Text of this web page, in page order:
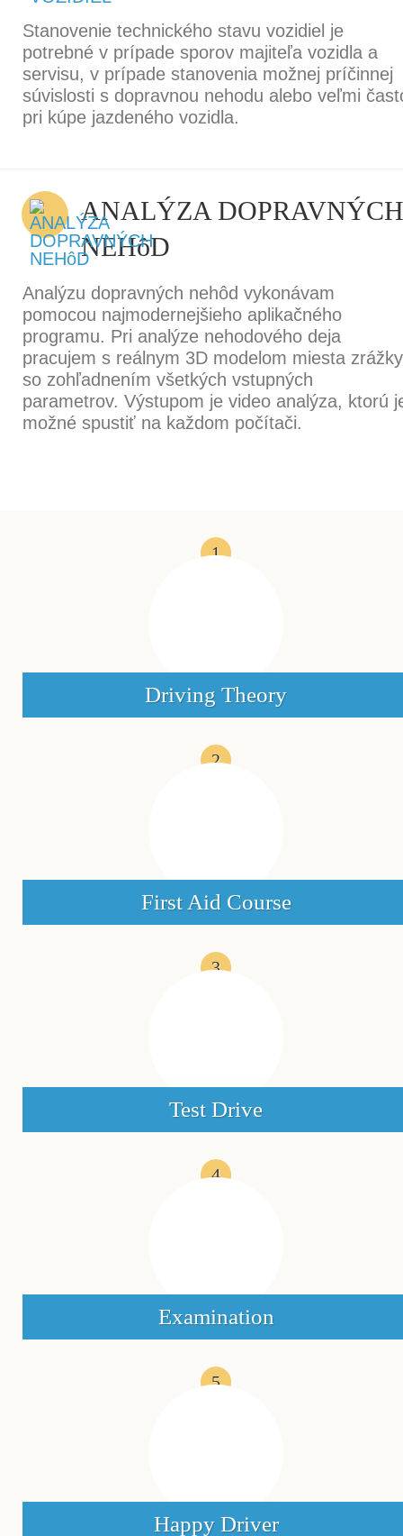
Stanovenie technického stavu vozidiel je
potrebné v prípade sporov majiteľa vozidla a
servisu, v prípade stanovenia možnej príčinnej
súvislosti s dopravnou nehodu alebo veľmi
pri kúpe jazdeného vozidla.
ANALÝZA DOPRAVNÝCH
NEHôD
Analýzu dopravných nehôd vykonávam
pomocou najmodernejšieho aplikačného
programu. Pri analýze nehodového deja
pracujem s reálnym 3D modelom miesta zrážky
so zohľadnením všetkých vstupných
parametrov. Výstupom je video analýza, ktorú
možné spustiť na každom počítači.
Driving Theory
1
First Aid Course
2
Test Drive
3
Examination
4
Happy Driver
5